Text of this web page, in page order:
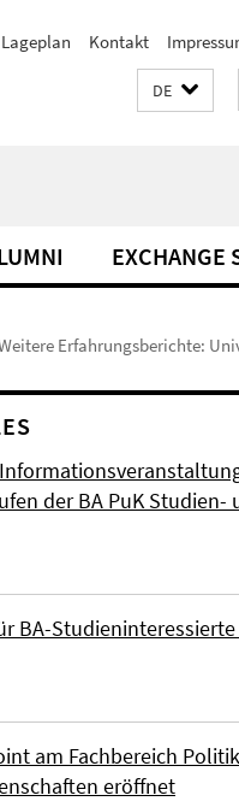
Lageplan Kontakt
DE
EXCHANGE
Erfahrungsberichte:
der BA PuK
BA-Studieninteressierte
am Fachbereich
eröffnet